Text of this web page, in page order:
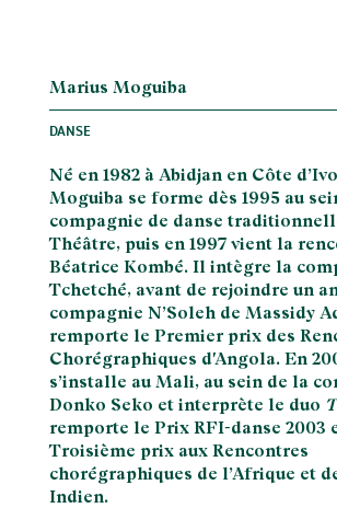
Marius Moguiba
DANSE
Né en 1982 à Abidjan en Côte
Moguiba se forme dès 1995 au
compagnie de danse
Théâtre, puis en 1997 vient la
Béatrice Kombé. Il intègre la
Tchetché, avant de rejoindre un
compagnie N’Soleh de Massidy
remporte le Premier prix des
Chorégraphiques d'Angola. En
s’installe au Mali, au sein de la
Donko Seko et interprète le duo
remporte le Prix RFI-danse 2003
Troisième prix aux Rencontres
chorégraphiques de l’Afrique et
Indien.